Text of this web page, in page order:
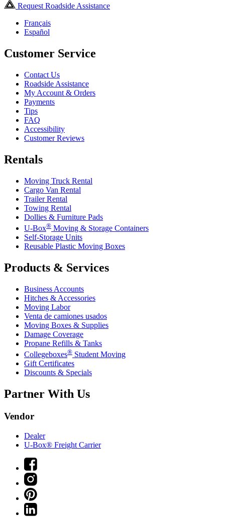
Request Roadside Assistance
Français
Español
Customer Service
Contact Us
Roadside Assistance
My Account & Orders
Payments
Tips
FAQ
Accessibility
Customer Reviews
Rentals
Moving Truck Rental
Cargo Van Rental
Trailer Rental
Towing Rental
Dollies & Furniture Pads
U-Box® Moving & Storage Containers
Self-Storage Units
Reusable Plastic Moving Boxes
Products & Services
Business Accounts
Hitches & Accessories
Moving Labor
Venta de camiones usados
Moving Boxes & Supplies
Damage Coverage
Propane Refills & Tanks
Collegeboxes® Student Moving
Gift Certificates
Discounts & Specials
Partner With Us
Vendor
Dealer
U-Box® Freight Carrier